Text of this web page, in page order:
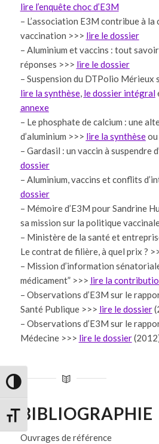
Passer en contraste élevé
Changer la taille de la police
lire l’enquête choc d’E3M
– L’association E3M contribue à
vaccination >>> lire le dossier
– Aluminium et vaccins : tout
réponses >>> lire le dossier
– Suspension du DTPolio Mérieux
lire la synthèse, le dossier intégral
annexe
– Le phosphate de calcium : une
d’aluminium >>> lire la synthèseou
– Gardasil : un vaccin à suspendre
dossier
– Aluminium, vaccins et conflits
dossier
– Mémoire d’E3M pour Sandrine
sa mission sur la politique
– Ministère de la santé et
Le contrat de filière, à quel prix ?
– Mission d’information
médicament” >>> lire la
– Observations d’E3M sur le
Santé Publique >>> lire le dossier
– Observations d’E3M sur le
Médecine >>> lire le dossier
BIBLIOGRAPHIE
Ouvrages de référence